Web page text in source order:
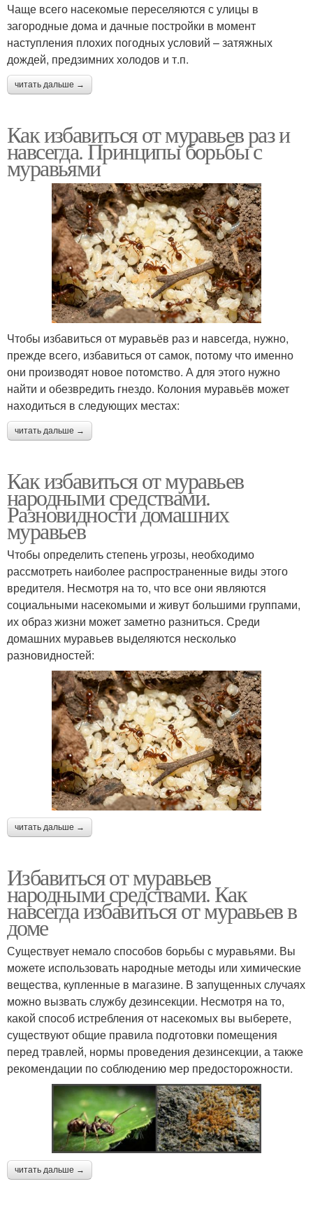
Чаще всего насекомые переселяются с улицы в
загородные дома и дачные постройки в момент
наступления плохих погодных условий – затяжных
дождей, предзимних холодов и т.п.
читать дальше →
Как избавиться от муравьев раз и
навсегда. Принципы борьбы с
муравьями
Чтобы избавиться от муравьёв раз и навсегда, нужно,
прежде всего, избавиться от самок, потому что именно
они производят новое потомство. А для этого нужно
найти и обезвредить гнездо. Колония муравьёв может
находиться в следующих местах:
читать дальше →
Как избавиться от муравьев
народными средствами.
Разновидности домашних
муравьев
Чтобы определить степень угрозы, необходимо
рассмотреть наиболее распространенные виды этого
вредителя. Несмотря на то, что все они являются
социальными насекомыми и живут большими группами,
их образ жизни может заметно разниться. Среди
домашних муравьев выделяются несколько
разновидностей:
читать дальше →
Избавиться от муравьев
народными средствами. Как
навсегда избавиться от муравьев в
доме
Существует немало способов борьбы с муравьями. Вы
можете использовать народные методы или химические
вещества, купленные в магазине. В запущенных случаях
можно вызвать службу дезинсекции. Несмотря на то,
какой способ истребления от насекомых вы выберете,
существуют общие правила подготовки помещения
перед травлей, нормы проведения дезинсекции, а также
рекомендации по соблюдению мер предосторожности.
читать дальше →